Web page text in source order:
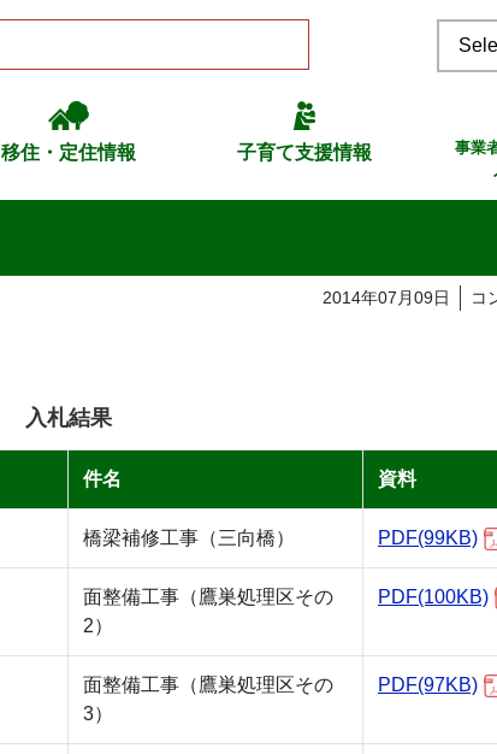
移住・定住情報 子育て支援情報
事業
2014年07月09日 コ
入札結果
件名 資料
橋梁補修工事（三向橋） PDF(99KB)
面整備工事（鷹巣処理区その
2）
PDF(100KB)
面整備工事（鷹巣処理区その
3）
PDF(97KB)